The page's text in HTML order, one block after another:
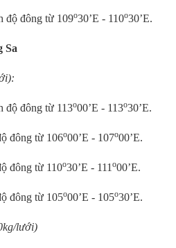
độ đông từ 109o30’E - 110o30’E.
Sa
độ đông từ 113o00’E - 113o30’E.
đông từ 106o00’E - 107o00’E.
đông từ 110o30’E - 111 o00’E.
đông từ 105o00’E - 105o30’E.
lưới)